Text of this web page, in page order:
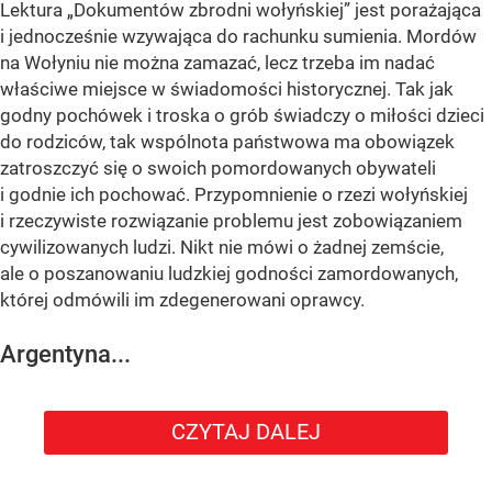
Lektura „Dokumentów zbrodni wołyńskiej” jest porażająca
i jednocześnie wzywająca do rachunku sumienia. Mordów
na Wołyniu nie można zamazać, lecz trzeba im nadać
właściwe miejsce w świadomości historycznej. Tak jak
godny pochówek i troska o grób świadczy o miłości dzieci
do rodziców, tak wspólnota państwowa ma obowiązek
zatroszczyć się o swoich pomordowanych obywateli
i godnie ich pochować. Przypomnienie o rzezi wołyńskiej
i rzeczywiste rozwiązanie problemu jest zobowiązaniem
cywilizowanych ludzi. Nikt nie mówi o żadnej zemście,
ale o poszanowaniu ludzkiej godności zamordowanych,
której odmówili im zdegenerowani oprawcy.
Argentyna...
CZYTAJ DALEJ